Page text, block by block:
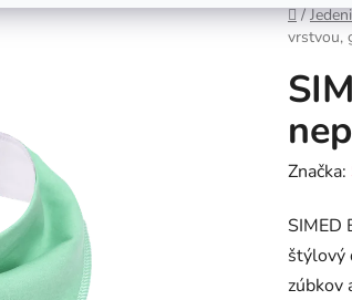
Domov
/
vrstvou,
Značka:
SIMED
štýlový
zúbkov